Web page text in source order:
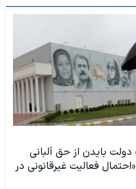
بایدن از حق آلبانی
فعالیت غیرقانونی در